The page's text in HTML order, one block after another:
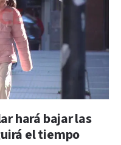
hará bajar las
el tiempo